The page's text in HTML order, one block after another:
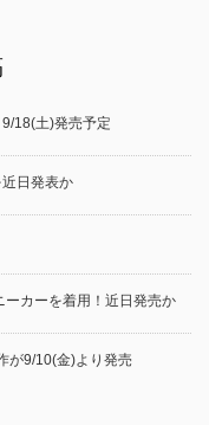
18(土)発売予定
日発表か
カーを着用！近日発売か
が9/10(金)より発売